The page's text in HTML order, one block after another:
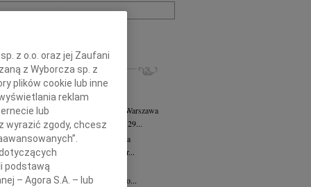
Warszawa
kochanej i dzielnej Marylce Butruk...
Duniec
Warszawa
żalem przyjęliśmy wiadomość, że 29...
Kościelska07.08.2026
Warszawa
3 sierpnia 2026 roku zmarła Profesor...
Butruk05.08.2026
żalem przyjęliśmy wiadomość o...
z o.o. oraz jej Zaufani
z Wyborcza sp. z
plików cookie lub inne
reklam
lub
wyrazić zgody, chcesz
podstawą
– Agora S.A. – lub